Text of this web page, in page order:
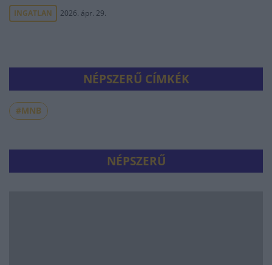
INGATLAN 2026. ápr. 29.
NÉPSZERŰ CÍMKÉK
#MNB
NÉPSZERŰ